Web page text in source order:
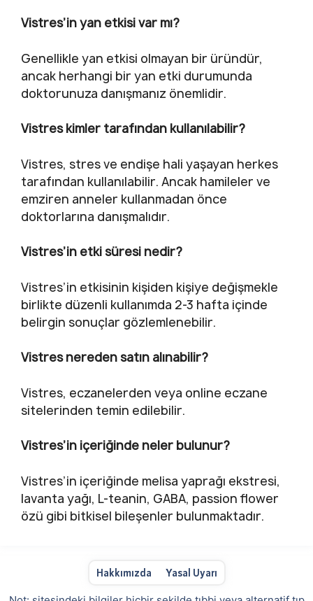
Vistres’in yan etkisi var mı?
Genellikle yan etkisi olmayan bir üründür,
ancak herhangi bir yan etki durumunda
doktorunuza danışmanız önemlidir.
Vistres kimler tarafından kullanılabilir?
Vistres, stres ve endişe hali yaşayan herkes
tarafından kullanılabilir. Ancak hamileler ve
emziren anneler kullanmadan önce
doktorlarına danışmalıdır.
Vistres’in etki süresi nedir?
Vistres’in etkisinin kişiden kişiye değişmekle
birlikte düzenli kullanımda 2-3 hafta içinde
belirgin sonuçlar gözlemlenebilir.
Vistres nereden satın alınabilir?
Vistres, eczanelerden veya online eczane
sitelerinden temin edilebilir.
Vistres’in içeriğinde neler bulunur?
Vistres’in içeriğinde melisa yaprağı ekstresi,
lavanta yağı, L-teanin, GABA, passion flower
özü gibi bitkisel bileşenler bulunmaktadır.
Hakkımızda Yasal Uyarı